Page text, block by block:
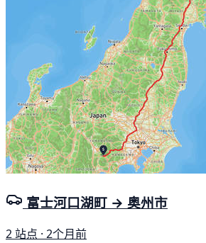
富士河口湖町 → 奥州市
2 站点 · 2个月前